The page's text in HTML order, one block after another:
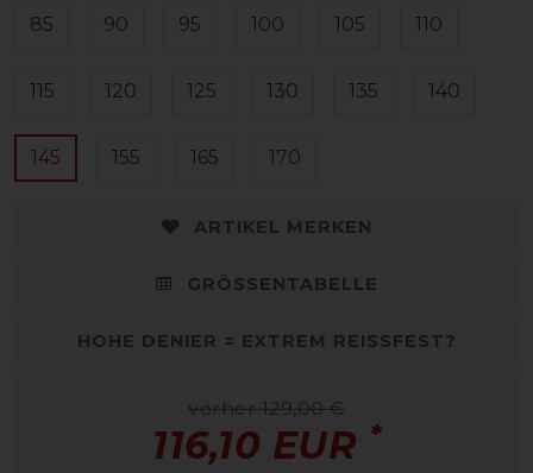
85 90 95 100 105 110
115 120 125 130 135 140
145 155 165 170
ARTIKEL MERKEN
GRÖSSENTABELLE
HOHE DENIER = EXTREM REISSFEST?
vorher 129,00 €
116,10 EUR *